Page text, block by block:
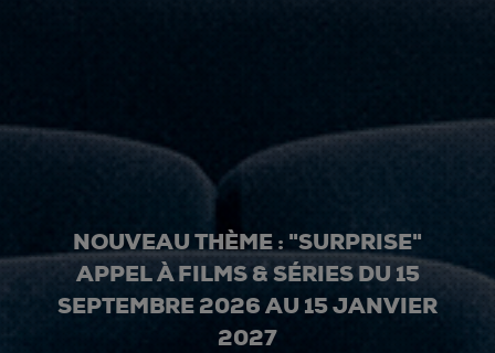
NOUVEAU THÈME : "SURPRISE"
APPEL À FILMS & SÉRIES DU 15
SEPTEMBRE 2026 AU 15 JANVIER
2027